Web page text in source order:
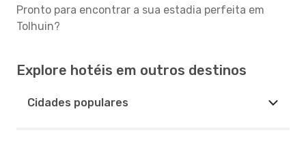
Pronto para encontrar a sua estadia perfeita em
Tolhuin?
Explore hotéis em outros destinos
Cidades populares